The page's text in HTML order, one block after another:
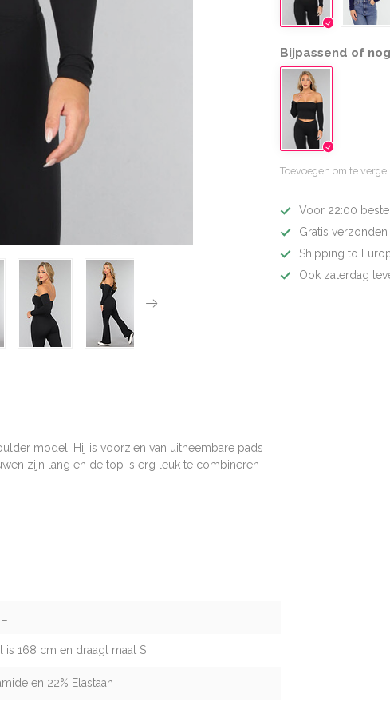
Bijpassend of
Toevoegen om te
Voor 22:00
Gratis verzonden
Shipping to
Ook zaterdag
model. Hij is voorzien van uitneembare pads
zijn lang en de top is erg leuk te combineren
is 168 cm en draagt maat S
en 22% Elastaan